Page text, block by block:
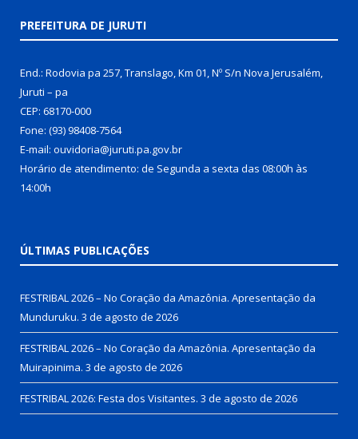
PREFEITURA DE JURUTI
End.: Rodovia pa 257, Translago, Km 01, Nº S/n Nova Jerusalém,
Juruti – pa
CEP: 68170-000
Fone: (93) 98408-7564
E-mail: ouvidoria@juruti.pa.gov.br
Horário de atendimento: de Segunda a sexta das 08:00h às
14:00h
ÚLTIMAS PUBLICAÇÕES
FESTRIBAL 2026 – No Coração da Amazônia. Apresentação da
Munduruku. 3 de agosto de 2026
FESTRIBAL 2026 – No Coração da Amazônia. Apresentação da
Muirapinima. 3 de agosto de 2026
FESTRIBAL 2026: Festa dos Visitantes. 3 de agosto de 2026